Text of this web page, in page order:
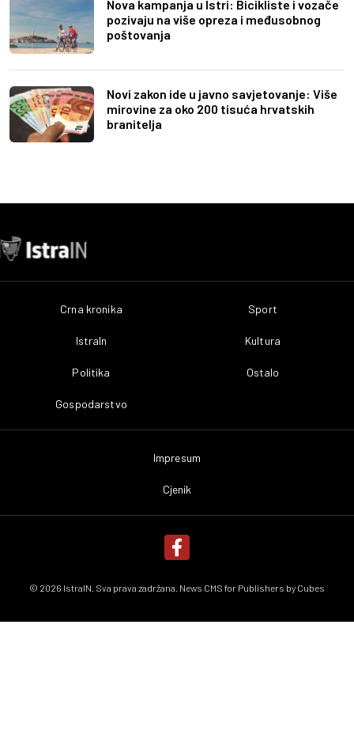
Nova kampanja u Istri: Bicikliste i vozače
pozivaju na više opreza i međusobnog
poštovanja
Novi zakon ide u javno savjetovanje: Više
mirovine za oko 200 tisuća hrvatskih
branitelja
Crna kronika
IstraIn
Politika
Gospodarstvo
Sport
Kultura
Ostalo
Impresum
Cjenik
© 2026 IstraIN. Sva prava zadržana. News CMS for Publishers by Cubes